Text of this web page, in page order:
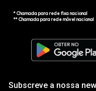
* Chamada para rede fixa nacional
** Chamada para rede móvel nacional
Subscreve a nossa